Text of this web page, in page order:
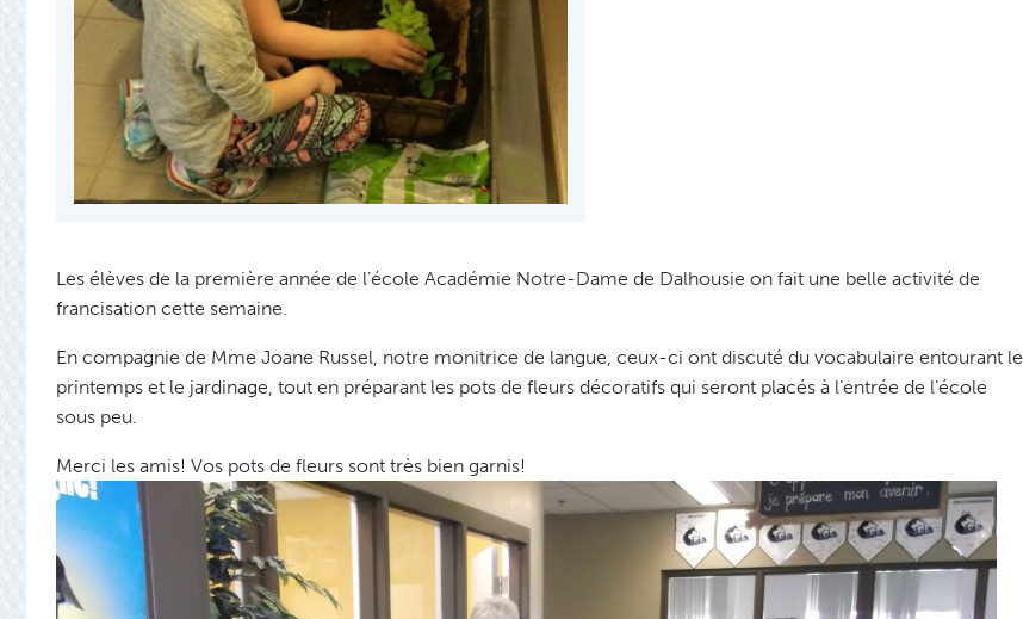
Les élèves de la première année de l’école Académie Notre-Dame de Dalhousie on fait une belle activité de
francisation cette semaine.
En compagnie de Mme Joane Russel, notre monitrice de langue, ceux-ci ont discuté du vocabulaire entourant le
printemps et le jardinage, tout en préparant les pots de fleurs décoratifs qui seront placés à l’entrée de l’école
sous peu.
Merci les amis! Vos pots de fleurs sont très bien garnis!